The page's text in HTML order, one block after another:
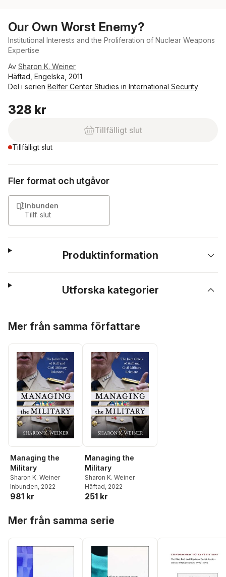
Our Own Worst Enemy?
Institutional Interests and the Proliferation of Nuclear Weapons
Expertise
Av Sharon K. Weiner
Häftad, Engelska, 2011
Del i serien Belfer Center Studies in International Security
328 kr
Tillfälligt slut
Tillfälligt slut
Fler format och utgåvor
Inbunden
Tillf. slut
Produktinformation
Utforska kategorier
Mer från samma författare
Managing the
Military
Sharon K. Weiner
Inbunden, 2022
981 kr
Managing the
Military
Sharon K. Weiner
Häftad, 2022
251 kr
Mer från samma serie